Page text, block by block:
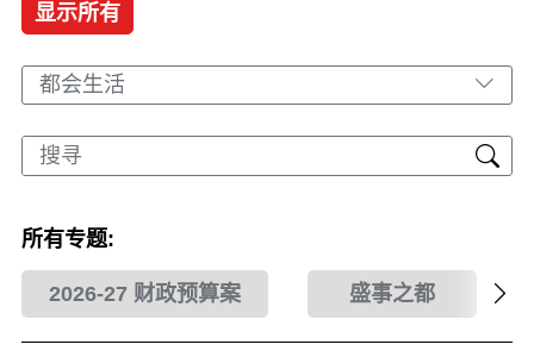
显示所有
都会生活
所有专题:
2026-27 财政预算案 盛事之都